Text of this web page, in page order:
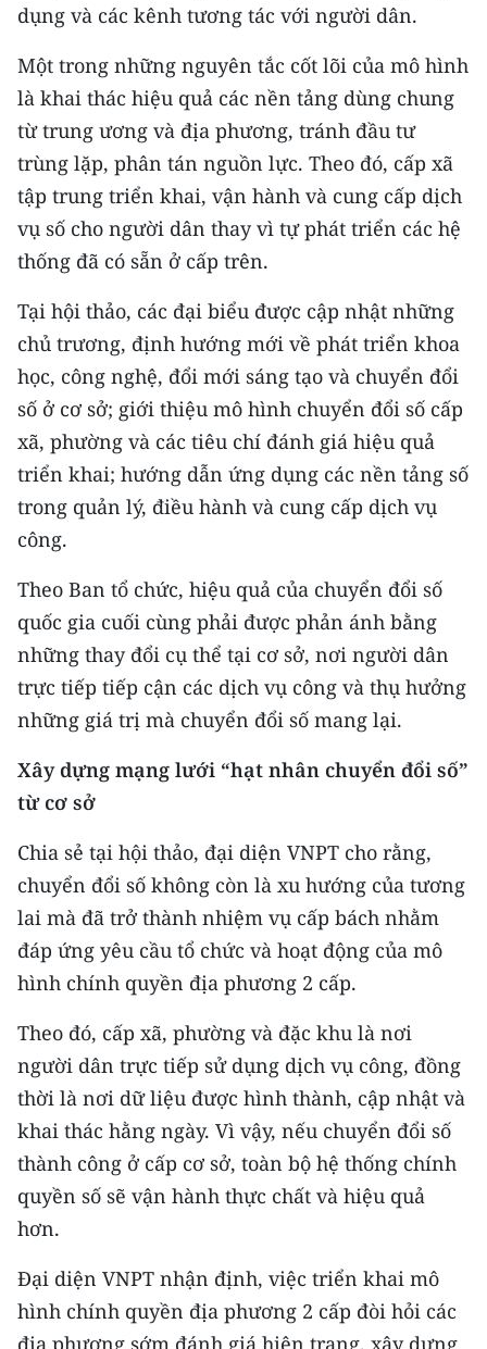
Trung du và miền núi phía Bắc
Đồng bằng sông Hồng
Bắc Trung Bộ
Duyên hải Nam Trung Bộ và Tây
Nguyên
Đông Nam Bộ
Đồng bằng sông Cửu Long
Chuyên trang Hà Nội
Chuyên trang TP. Hồ Chí Minh
CHUYÊN ĐỀ
CÁC CHUYÊN TRANG
VỀ BÁO NHÂN DÂN
THỜI NAY
NHÂN DÂN CUỐI TUẦN
NHÂN DÂN HẰNG THÁNG
ĐỌC BÁO IN
ENGLISH
中文
FRANÇAIS
РУССКИЙ
ESPAÑOL
한국어
dụng và các kênh tương tác với người dân.
Một trong những nguyên tắc cốt lõi của mô hình
là khai thác hiệu quả các nền tảng dùng chung
từ trung ương và địa phương, tránh đầu tư
trùng lặp, phân tán nguồn lực. Theo đó, cấp xã
tập trung triển khai, vận hành và cung cấp dịch
vụ số cho người dân thay vì tự phát triển các hệ
thống đã có sẵn ở cấp trên.
Tại hội thảo, các đại biểu được cập nhật những
chủ trương, định hướng mới về phát triển khoa
học, công nghệ, đổi mới sáng tạo và chuyển đổi
số ở cơ sở; giới thiệu mô hình chuyển đổi số cấp
xã, phường và các tiêu chí đánh giá hiệu quả
triển khai; hướng dẫn ứng dụng các nền tảng số
trong quản lý, điều hành và cung cấp dịch vụ
công.
Theo Ban tổ chức, hiệu quả của chuyển đổi số
quốc gia cuối cùng phải được phản ánh bằng
những thay đổi cụ thể tại cơ sở, nơi người dân
trực tiếp tiếp cận các dịch vụ công và thụ hưởng
những giá trị mà chuyển đổi số mang lại.
Xây dựng mạng lưới “hạt nhân chuyển đổi số”
từ cơ sở
Chia sẻ tại hội thảo, đại diện VNPT cho rằng,
chuyển đổi số không còn là xu hướng của tương
lai mà đã trở thành nhiệm vụ cấp bách nhằm
đáp ứng yêu cầu tổ chức và hoạt động của mô
hình chính quyền địa phương 2 cấp.
Theo đó, cấp xã, phường và đặc khu là nơi
người dân trực tiếp sử dụng dịch vụ công, đồng
thời là nơi dữ liệu được hình thành, cập nhật và
khai thác hằng ngày. Vì vậy, nếu chuyển đổi số
thành công ở cấp cơ sở, toàn bộ hệ thống chính
quyền số sẽ vận hành thực chất và hiệu quả
hơn.
Đại diện VNPT nhận định, việc triển khai mô
hình chính quyền địa phương 2 cấp đòi hỏi các
địa phương sớm đánh giá hiện trạng, xây dựng